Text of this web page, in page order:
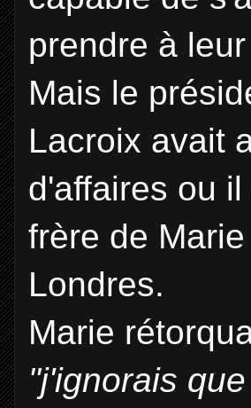
prendre à
Mais le
Lacroix avait
d'affaires ou
frère de
Londres.
Marie
"j'ignorais